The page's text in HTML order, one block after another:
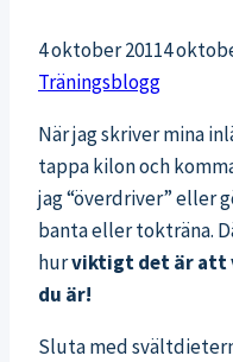
4 oktober 20114
Träningsblogg
När jag skriver mina
tappa kilon och
jag “överdriver” eller
banta eller tokträna.
hurviktigt det är att
du är!
Sluta med